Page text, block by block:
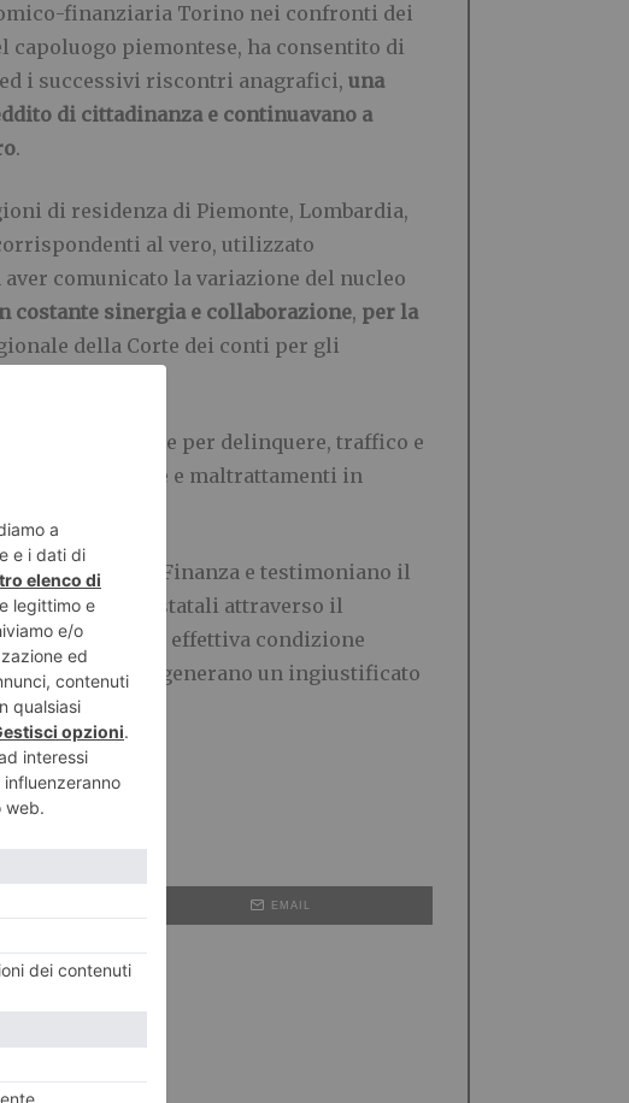
finanziaria Torino nei confronti dei
capoluogo piemontese, ha consentito di
i successivi riscontri anagrafici, una
di cittadinanza e continuavano a
.
di residenza di Piemonte, Lombardia,
al vero, utilizzato
comunicato la variazione del nucleo
costante sinergia e collaborazione, per la
della Corte dei conti per gli
associazione per delinquere, traffico e
minorile e maltrattamenti in
alla Guardia di Finanza e testimoniano il
delle risorse statali attraverso il
a cittadini in effettiva condizione
sociale e ingenerano un ingiustificato
EMAIL